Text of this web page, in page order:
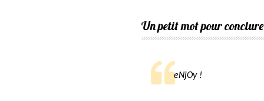
Un petit mot pour
eNjOy !